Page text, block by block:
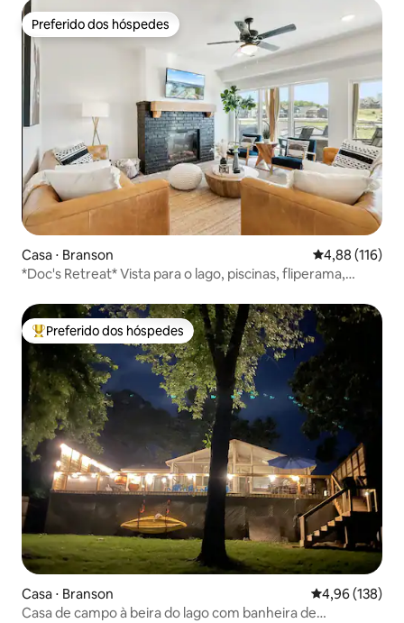
Preferido dos hóspedes
Preferido dos hóspedes
Casa ⋅ Branson 4,88 de uma
4,88 (116)
*Doc's Retreat* Vista para o lago, piscinas, fliperama,
Entre os melhores preferidos dos hóspedes
Preferido dos hóspedes
Casa ⋅ Branson 4,96 de uma
4,96 (138)
Casa de campo à beira do lago com banheira de